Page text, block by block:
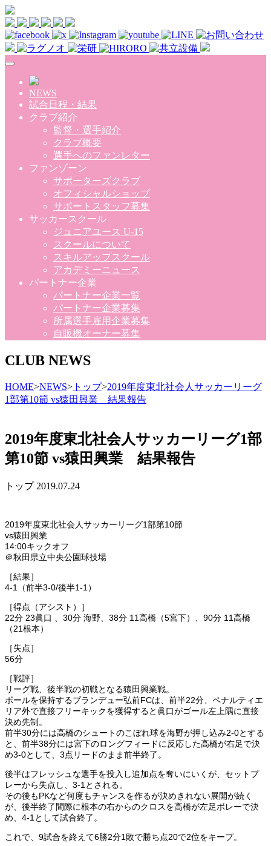
Skip to main content
NEWS
試合日程・結果
クラブ紹介
監督・選手紹介
クラブ概要
選手へのファンレター
ファンゾーン
サポーターズクラブ
オフィシャルショップ
サポートスタッフ募集
サッカースクール
ジュニアユース U-15
スクールについて
スキルアップスクール
アカデミーニュース
パートナー企業
パートナー企業一覧
パートナー企業募集
所属選手雇用企業募集
自販機オーナー募集
CLUB NEWS
HOME>NEWS> トップ>2019年度東北社会人サッカーリーグ
1部第10節 vs猿田興業 結果報告
2019年度東北社会人サッカーリーグ1部
第10節 vs猿田興業 結果報告
トップ 2019.07.24
2019年度東北社会人サッカーリーグ1部第10節
vs猿田興業
14:00キックオフ
＠秋田県立中央公園球技場
［結果］
4-1（前半3-0/後半1-1）
［得点（アシスト）］
22分 23眞口 、30分 海野、38分 11高橋（5宮下）、90分 11高橋
（21根本）
［失点］
56分
［戦評］
リーグ戦、後半戦の初戦となる猿田興業戦。
ボールを保持するブランデュー弘前FCは、前半22分、ペナルティエ
リア外で直接フリーキックを獲得すると眞口がゴール左上隅に直接
決め先制。
前半30分には高橋のシュートのこぼれ球を海野が押し込み2-0とする
と、前半38分には宮下のロングフィードに反応した高橋が右足で決
め3-0として、3点リードのまま前半終了。
後半はフレッシュな選手を投入し追加点を奪いにいくが、セットプ
レーから失点し、3-1とされる。
その後もPKなど何度もチャンスを作るが決めきれない展開が続く
が、後半終了間際に根本の右からのクロスを高橋が左足ボレーで決
め、4-1として試合終了。
これで、9試合を終えて6勝2分1敗で勝ち点20で2位をキープ。